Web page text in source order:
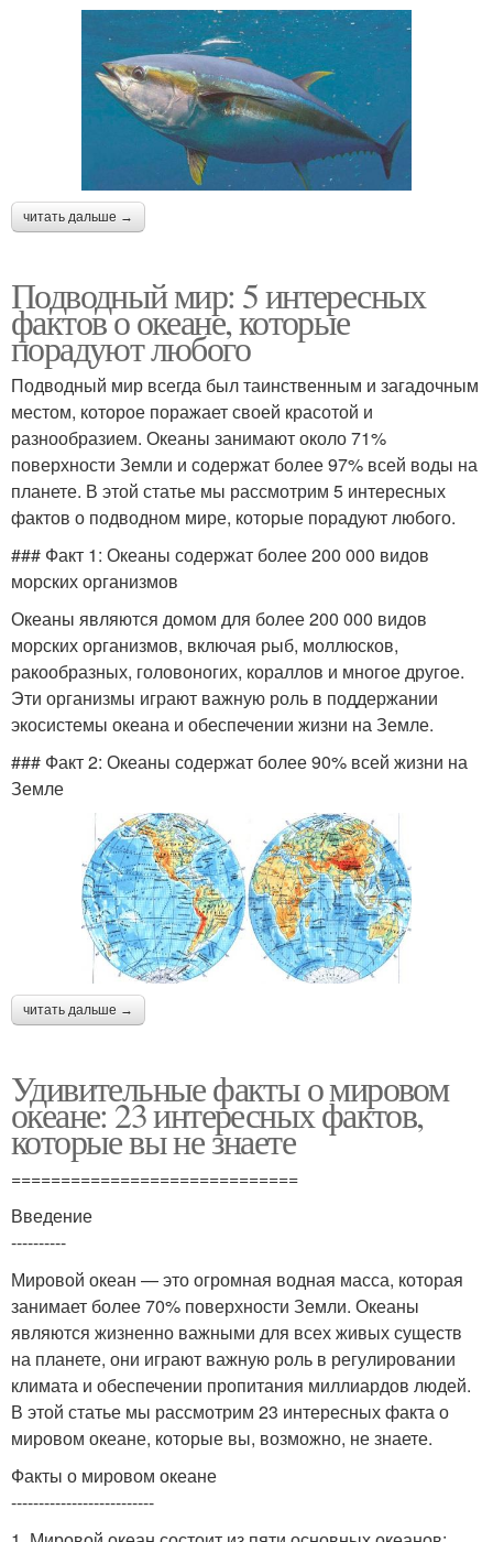
читать дальше →
Подводный мир: 5 интересных
фактов о океане, которые
порадуют любого
Подводный мир всегда был таинственным и загадочным
местом, которое поражает своей красотой и
разнообразием. Океаны занимают около 71%
поверхности Земли и содержат более 97% всей воды на
планете. В этой статье мы рассмотрим 5 интересных
фактов о подводном мире, которые порадуют любого.
### Факт 1: Океаны содержат более 200 000 видов
морских организмов
Океаны являются домом для более 200 000 видов
морских организмов, включая рыб, моллюсков,
ракообразных, головоногих, кораллов и многое другое.
Эти организмы играют важную роль в поддержании
экосистемы океана и обеспечении жизни на Земле.
### Факт 2: Океаны содержат более 90% всей жизни на
Земле
читать дальше →
Удивительные факты о мировом
океане: 23 интересных фактов,
которые вы не знаете
=============================
Введение
----------
Мировой океан — это огромная водная масса, которая
занимает более 70% поверхности Земли. Океаны
являются жизненно важными для всех живых существ
на планете, они играют важную роль в регулировании
климата и обеспечении пропитания миллиардов людей.
В этой статье мы рассмотрим 23 интересных факта о
мировом океане, которые вы, возможно, не знаете.
Факты о мировом океане
--------------------------